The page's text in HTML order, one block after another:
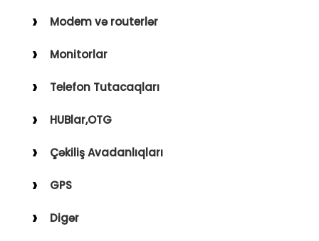
Modem və routerlər
Monitorlar
Telefon Tutacaqları
HUBlar,OTG
Çəkiliş Avadanlıqları
GPS
Digər